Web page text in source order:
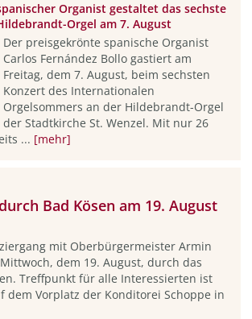
Organist gestaltet das sechste
Orgel am 7. August
Der preisgekrönte spanische Organist
Carlos Fernández Bollo gastiert am
Freitag, dem 7. August, beim sechsten
Konzert des Internationalen
Orgelsommers an der Hildebrandt-Orgel
der Stadtkirche St. Wenzel. Mit nur 26
... [mehr]
Bad Kösen am 19. August
mit Oberbürgermeister Armin
dem 19. August, durch das
Treffpunkt für alle Interessierten ist
dem Vorplatz der Konditorei Schoppe in